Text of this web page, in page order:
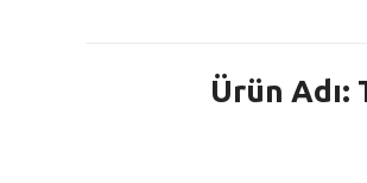
Ürün Adı: